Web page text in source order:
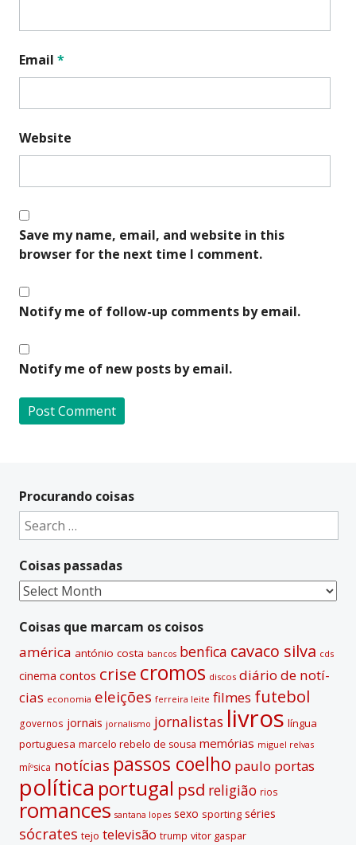
Email *
Website
Save my name, email, and website in this
browser for the next time I comment.
Notify me of follow-up comments by email.
Notify me of new posts by email.
t
e
a
t
i
v
Procurando coisas
Search
for:
Coisas passadas
Coisas
Coisas que marcam os coisos
américa antónio costa bancos benfica cavaco silva cds
cinema contos crise cromos discos diário de notí­
cias economia eleições ferreira leite filmes futebol
governos jornais jornalismo jornalistas livros lí­ngua
portuguesa marcelo rebelo de sousa memórias miguel relvas
míºsica notí­cias passos coelho paulo portas
polí­tica portugal psd religião rios
romances santana lopes sexo sporting séries
sócrates tejo televisão trump vitor gaspar